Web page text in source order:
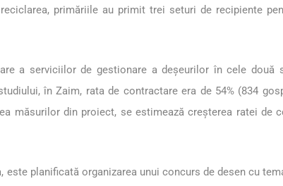
primăriile au primit trei seturi de recipiente
a serviciilor de gestionare a deșeurilor în cele două
în Zaim, rata de contractare era de 54% (834
măsurilor din proiect, se estimează creșterea ratei de
este planificată organizarea unui concurs de desen cu